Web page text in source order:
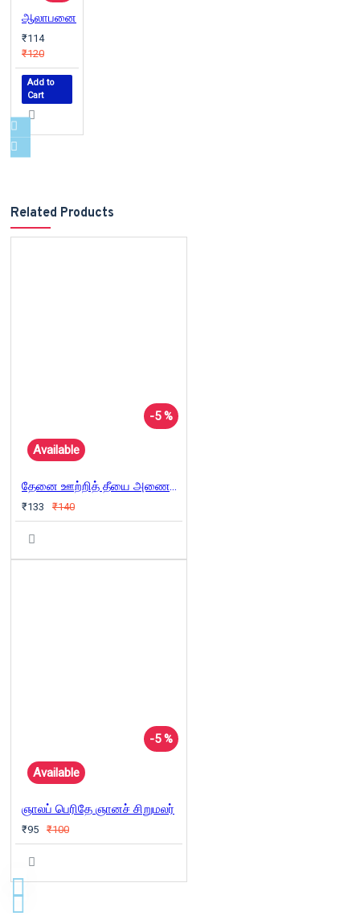
ஆலாபனை
₹114
₹120
Add to
Cart
Related Products
-5 %
Available
தேனை ஊற்றித் தீயை அணைக்கிறான் திகம்பரன்
₹133 ₹140
-5 %
Available
ஞாலப் பெரிதே ஞானச் சிறுமலர்
₹95 ₹100